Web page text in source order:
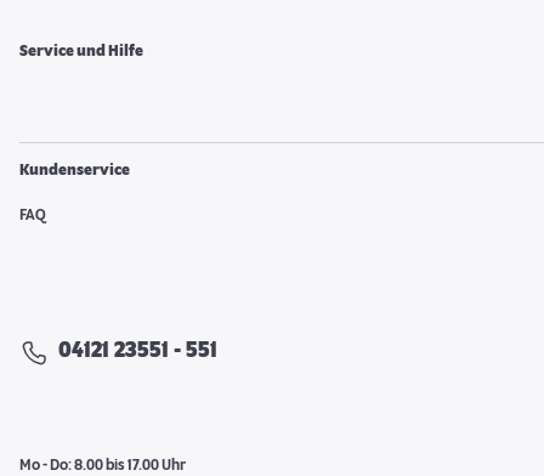
Service und Hilfe
Kundenservice
FAQ
04121 23551 - 551
Mo - Do: 8.00 bis 17.00 Uhr